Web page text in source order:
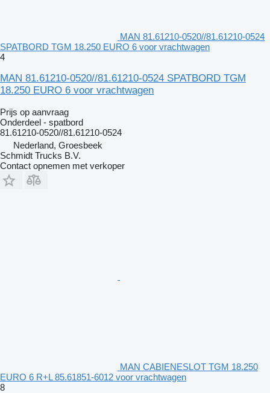
MAN 81.61210-0520//81.61210-0524
SPATBORD TGM 18.250 EURO 6 voor vrachtwagen
4
MAN 81.61210-0520//81.61210-0524 SPATBORD TGM
18.250 EURO 6 voor vrachtwagen
Prijs op aanvraag
Onderdeel - spatbord
81.61210-0520//81.61210-0524
Nederland, Groesbeek
Schmidt Trucks B.V.
Contact opnemen met verkoper
MAN CABIENESLOT TGM 18.250
EURO 6 R+L 85.61851-6012 voor vrachtwagen
8